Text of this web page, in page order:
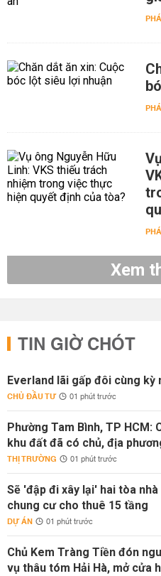
Xem
TIN GIỜ CHÓT
Everland lãi gấp đôi cùng kỳ
CHỦ ĐẦU TƯ 01 phút trước
Phường Tam Bình, TP HCM:
khu đất đã có chủ, địa
THỊ TRƯỜNG 01 phút trước
Sẽ 'đập đi xây lại' hai tòa
chung cư cho thuê 15 tầng
DỰ ÁN 01 phút trước
Chủ Kem Tràng Tiền đón
vụ thâu tóm Hải Hà, mở cửa